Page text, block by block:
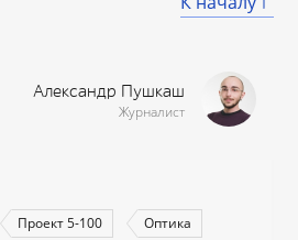
Александр Пушкаш
Журналист
Проект 5-100 Оптика